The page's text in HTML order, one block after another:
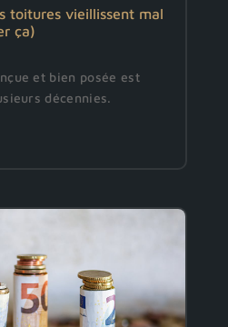
toitures vieillissent mal
ça)
et bien posée est
décennies.